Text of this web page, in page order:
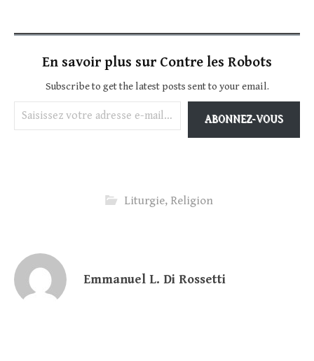
En savoir plus sur Contre les Robots
Subscribe to get the latest posts sent to your email.
Saisissez votre adresse e-mail…
ABONNEZ-VOUS
Liturgie, Religion
Emmanuel L. Di Rossetti